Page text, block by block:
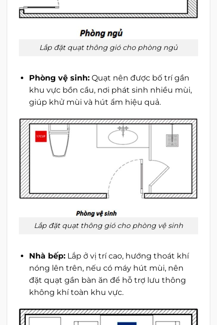
Lắp đặt quạt thông gió cho phòng ngủ
Phòng vệ sinh:Quạt nên được bố trí gần
khu vực bồn cầu, nơi phát sinh nhiều mùi,
giúp khử mùi và hút ẩm hiệu quả.
Lắp đặt quạt thông gió cho phòng vệ sinh
Nhà bếp:Lắp ở vị trí cao, hướng thoát khí
nóng lên trên, nếu có máy hút mùi, nên
đặt quạt gần bàn ăn để hỗ trợ lưu thông
không khí toàn khu vực.